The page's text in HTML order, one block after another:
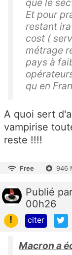
Et pour
restant
cost (
métrage
pays à
qu en
A quoi sert
vampirise
reste !!!!
Free 946
Publié par
00h26
!
citer
Macron a